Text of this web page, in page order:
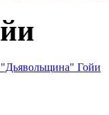
"Дьявольщина" Гойи